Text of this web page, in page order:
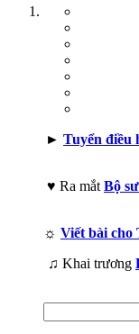
► Tuyển điều
♥ Ra mắt Bộ
☼ Viết bài cho
♫ Khai trương